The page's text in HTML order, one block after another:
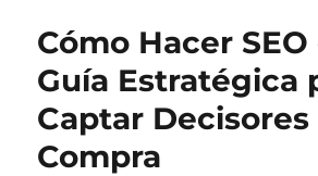
Cómo Hacer SEO
Guía Estratégica
Captar Decisores
Compra